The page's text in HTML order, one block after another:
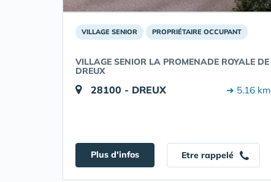
VILLAGE SENIOR PROPRIÉTAIRE OCCUPANT
VILLAGE SENIOR LA PROMENADE ROYALE DE
DREUX
28100 - DREUX ➔ 5.16 km
Plus d'infos Etre rappelé